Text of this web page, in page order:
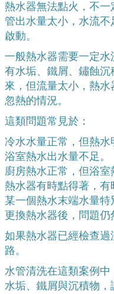
熱水器無法點火，不
管出水量太小，水流
啟動。
一般熱水器需要一定
有水垢、鐵屑、鏽蝕
來，但流量太小，熱
忽熱的情況。
這類問題常見於：
冷水水量正常，但熱水
浴室熱水出水量不足。
廚房熱水正常，但浴室
熱水器有時點得著，有
某一個熱水末端水量特
更換熱水器後，問題仍
如果熱水器已經檢查
路。
水管清洗在這類案例
水垢、鐵屑與沉積物